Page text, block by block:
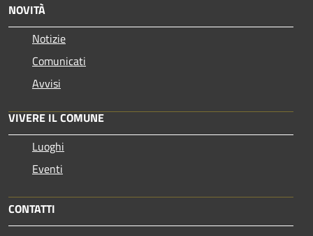
NOVITÀ
Notizie
Comunicati
Avvisi
VIVERE IL COMUNE
Luoghi
Eventi
CONTATTI